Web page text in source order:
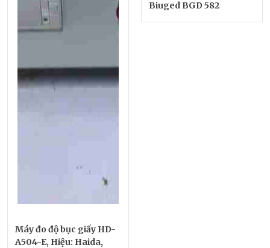
Máy đo độ bục giấy HD-
A504-E, Hiệu: Haida,
Biuged BGD 582